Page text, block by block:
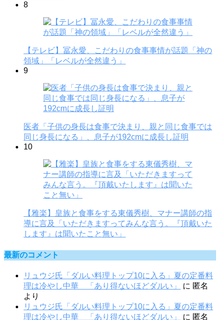
8
【テレビ】冨永愛、こだわりの食事事情が話題「神の
領域」「レベルが全然違う」
9
医者「子供の身長は食事で決まり、親と同じ食事では
同じ身長になる」、息子が192cmに成長し証明
10
【雅楽】皇族と食事をする東儀秀樹、マナー講師の指
導に言及「いただきますってみんな言う。『頂戴いた
します』は聞いたこと無い」
最新のコメント
リュウジ氏「ダルい料理トップ10に入る」夏の定番料
理は冷やし中華 「あり得ないほどダルい」
に 匿名
より
リュウジ氏「ダルい料理トップ10に入る」夏の定番料
理は冷やし中華 「あり得ないほどダルい」
に 匿名